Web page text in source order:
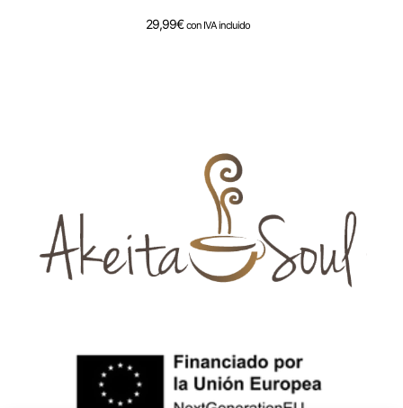
29,99€ con IVA incluido